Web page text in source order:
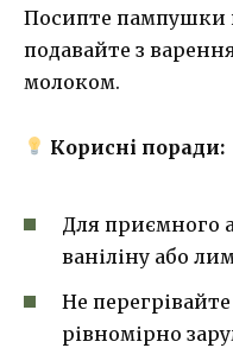
Посипте пампушки
подавайте з
молоком.
Корисні поради:
Для приємного
ваніліну або
Не
рівномірно